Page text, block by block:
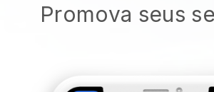
Promova seus